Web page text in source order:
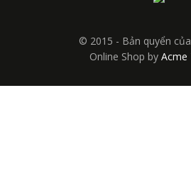
© 2015 - Bản quyển
Online Shop byAcme